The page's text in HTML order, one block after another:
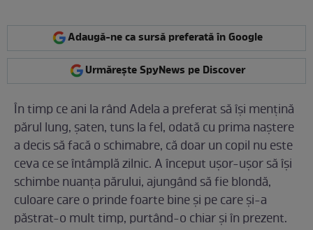
Adaugă-ne ca sursă preferată în Google
Urmărește SpyNews pe Discover
În timp ce ani la rând Adela a preferat să își mențină
părul lung, șaten, tuns la fel, odată cu prima naștere
a decis să facă o schimabre, că doar un copil nu este
ceva ce se întâmplă zilnic. A început ușor-ușor să își
schimbe nuanța părului, ajungând să fie blondă,
culoare care o prinde foarte bine și pe care și-a
păstrat-o mult timp, purtând-o chiar și în prezent.